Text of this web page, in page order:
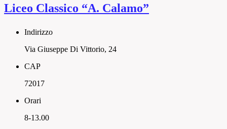
Liceo Classico “A. Calamo”
Indirizzo
Via Giuseppe Di Vittorio, 24
CAP
72017
Orari
8-13.00